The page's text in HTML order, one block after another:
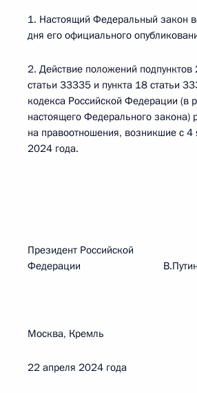
1. Настоящий Федеральный закон
дня его официального
2. Действие положений
статьи 33335 и пункта 18 статьи
кодекса Российской Федерации (в
настоящего Федерального закона)
на правоотношения, возникшие с 4
2024 года.
Президент Российской
Федерации В.Путин
Москва, Кремль
22 апреля 2024 года